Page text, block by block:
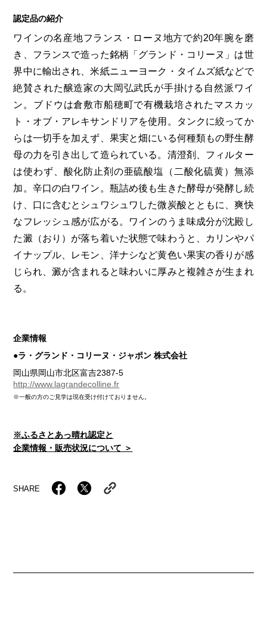
認定品の紹介
ワインの名産地フランス・ローヌ地方で約20年腕を磨
き、フランスで造った銘柄「グランド・コリーヌ」は世
界中に輸出され、米紙ニューヨーク・タイムズ紙などで
絶賛された醸造家の大岡弘武氏が手掛ける自然派ワイ
ン。ブドウは倉敷市船穂町で有機栽培されたマスカッ
ト・オブ・アレキサンドリアを使用。タンクに絞ってか
らは一切手を加えず、果実と畑にいる何種類もの野生酵
母の力を引き出して造られている。清澄剤、フィルター
は使わず、酸化防止剤の亜硫酸塩（二酸化硫黄）無添
加。辛口の白ワイン。瓶詰め後も生きた酵母が発酵し続
け、口に含むとシュワシュワした微炭酸とともに、爽快
なフレッシュ感が広がる。ワインのうま味成分が沈殿し
た澱（おり）が落ち着いた状態で味わうと、カリンやパ
イナップル、レモン、洋ナシなど黄色い果実の香りが感
じられ、澱が含まれると味わいに厚みと複雑さが生まれ
る。
企業情報
●ラ・グランド・コリーヌ・ジャポン 株式会社
岡山県岡山市北区富吉2387-5
http://www.lagrandecolline.fr
※一般の方のご見学は現在受け付けておりません。
※ふるさとあっ晴れ認定と
企業情報・販売状況について ＞
SHARE